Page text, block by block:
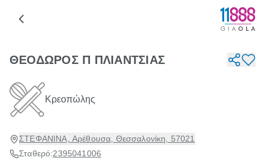
ΘΕΟΔΩΡΟΣ Π ΠΛΙΑΝΤΣΙΑΣ
Κρεοπώλης
ΣΤΕΦΑΝΙΝΑ, Αρέθουσα, Θεσσαλονίκη, 57021
Σταθερό:2395041006